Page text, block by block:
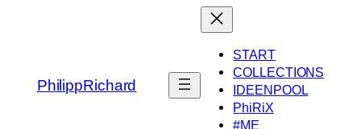
PhilippRichard
START
COLLECTIONS
IDEENPOOL
PhiRiX
#ME